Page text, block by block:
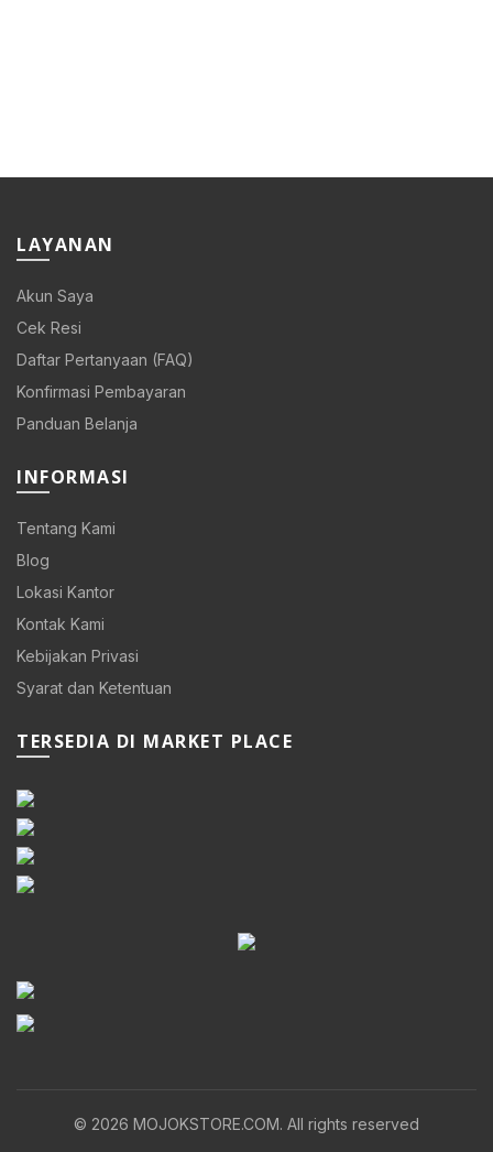
LAYANAN
Akun Saya
Cek Resi
Daftar Pertanyaan (FAQ)
Konfirmasi Pembayaran
Panduan Belanja
INFORMASI
Tentang Kami
Blog
Lokasi Kantor
Kontak Kami
Kebijakan Privasi
Syarat dan Ketentuan
TERSEDIA DI MARKET PLACE
© 2026 MOJOKSTORE.COM. All rights reserved